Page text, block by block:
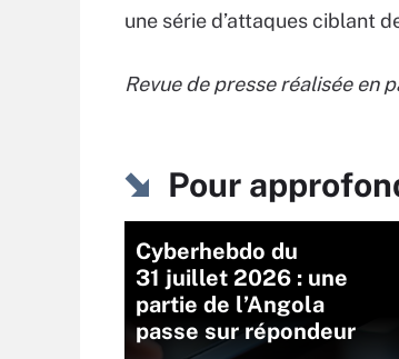
une série d’attaques ciblant
Revue de presse réalisée en
Pour
Cyberhebdo du
31 juillet 2026 : une
partie de l’Angola
passe sur répondeur